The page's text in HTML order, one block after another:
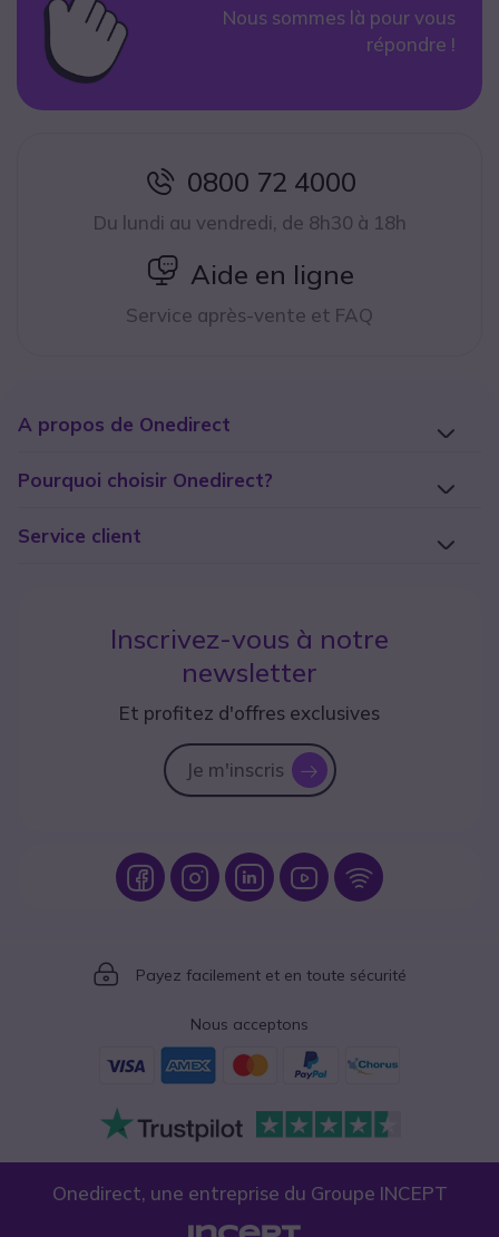
Nous sommes là pour vous
répondre !
icon
0800 72 4000
Du lundi au vendredi, de 8h30 à 18h
icon
Aide en ligne
Service après-vente et FAQ
A propos de Onedirect
Pourquoi choisir Onedirect?
Service client
Inscrivez-vous à notre
newsletter
Et profitez d'offres exclusives
Je m'inscris icon
Icon IconIcon Icon Icon
Icon
Payez facilement et en toute sécurité
Nous acceptons
Onedirect, une entreprise du Groupe INCEPT